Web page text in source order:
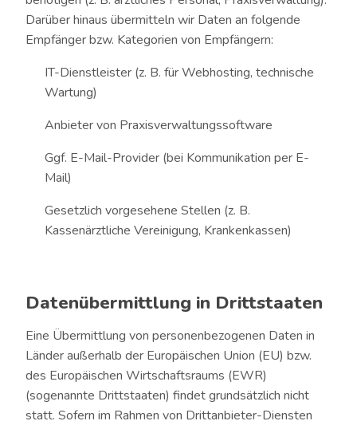
Darüber hinaus übermitteln wir Daten an folgende
Empfänger bzw. Kategorien von Empfängern:
IT-Dienstleister (z. B. für Webhosting, technische
Wartung)
Anbieter von Praxisverwaltungssoftware
Ggf. E-Mail-Provider (bei Kommunikation per E-
Mail)
Gesetzlich vorgesehene Stellen (z. B.
Kassenärztliche Vereinigung, Krankenkassen)
Datenübermittlung in Drittstaaten
Eine Übermittlung von personenbezogenen Daten in
Länder außerhalb der Europäischen Union (EU) bzw.
des Europäischen Wirtschaftsraums (EWR)
(sogenannte Drittstaaten) findet grundsätzlich nicht
statt. Sofern im Rahmen von Drittanbieter-Diensten